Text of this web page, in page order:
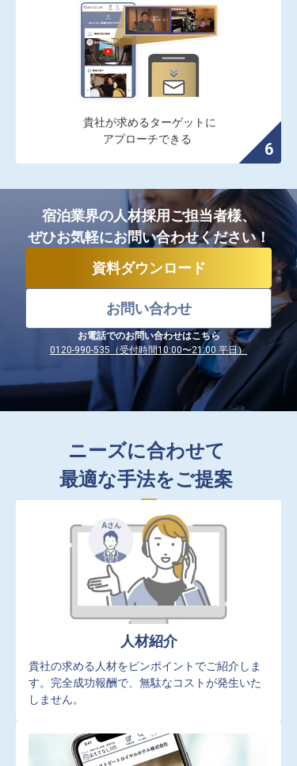
貴社が求めるターゲットに
アプローチできる
宿泊業界の人材採用ご担当者様、
ぜひお気軽にお問い合わせください！
お問い合わせ
資料ダウンロード
お電話でのお問い合わせはこちら
0120-990-535（受付時間10:00〜21:00 平日）
ニーズに合わせて
最適な手法をご提案
人材紹介
貴社の求める人材をピンポイントでご紹介しま
す。完全成功報酬で、無駄なコストが発生いた
しません。